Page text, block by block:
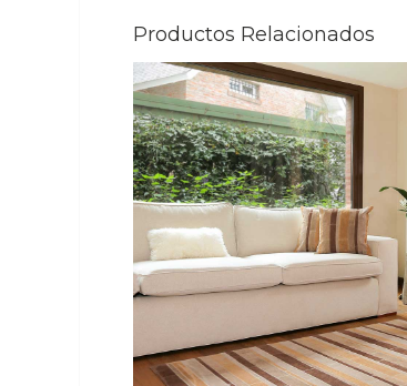
Productos Relacionados